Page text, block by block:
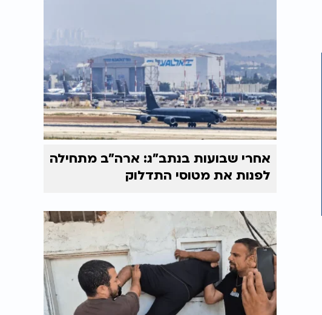
אחרי שבועות בנתב"ג: ארה"ב מתחילה
לפנות את מטוסי התדלוק